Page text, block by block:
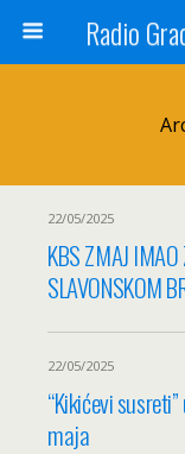
22/05/2025
KBS ZMAJ
SLAVONSKOM
22/05/2025
“Kikićevi
maja